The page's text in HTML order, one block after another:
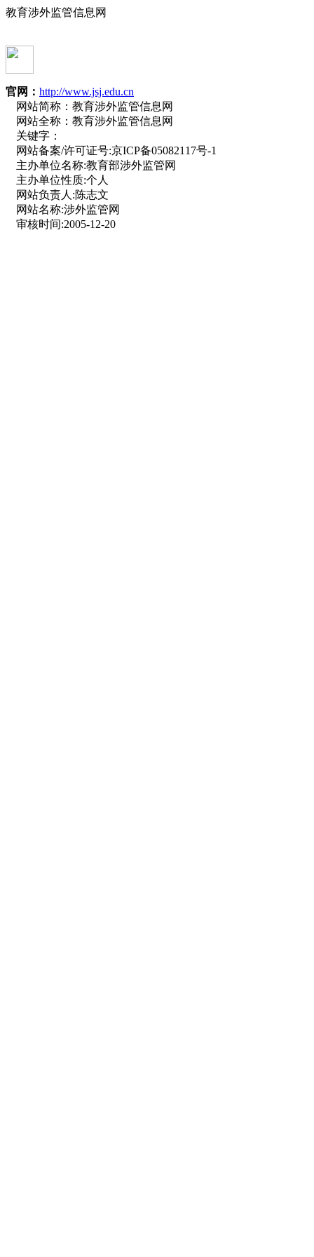
教育涉外监管信息网
官网： http://www.jsj.edu.cn
网站简称： 教育涉外监管信息网
网站全称： 教育涉外监管信息网
关键字：
网站备案/许可证号:京ICP备05082117号-1
主办单位名称:教育部涉外监管网
主办单位性质:个人
网站负责人:陈志文
网站名称:涉外监管网
审核时间:2005-12-20